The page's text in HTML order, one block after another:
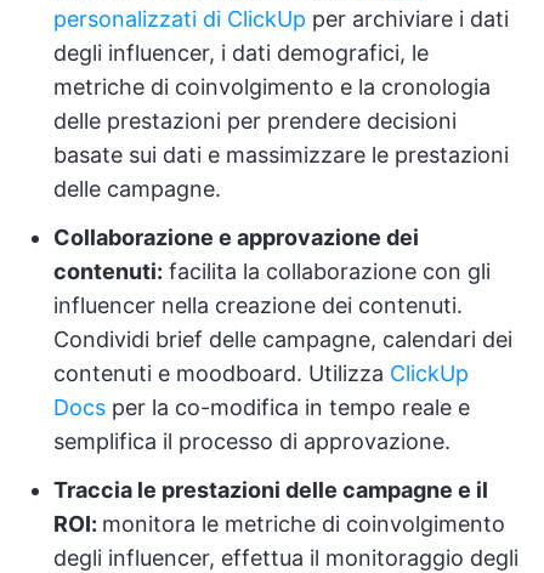
personalizzati di ClickUp per archiviare i dati
degli influencer, i dati demografici, le
metriche di coinvolgimento e la cronologia
delle prestazioni per prendere decisioni
basate sui dati e massimizzare le prestazioni
delle campagne.
Collaborazione e approvazione dei
contenuti: facilita la collaborazione con gli
influencer nella creazione dei contenuti.
Condividi brief delle campagne, calendari dei
contenuti e moodboard. Utilizza ClickUp
Docs per la co-modifica in tempo reale e
semplifica il processo di approvazione.
Traccia le prestazioni delle campagne e il
ROI: monitora le metriche di coinvolgimento
degli influencer, effettua il monitoraggio degli